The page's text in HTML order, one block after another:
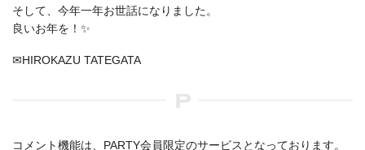
そして、今年一年お世話になりました。
良いお年を！✨
✉HIROKAZU TATEGATA
コメント機能は、PARTY会員限定のサービスとなっております。